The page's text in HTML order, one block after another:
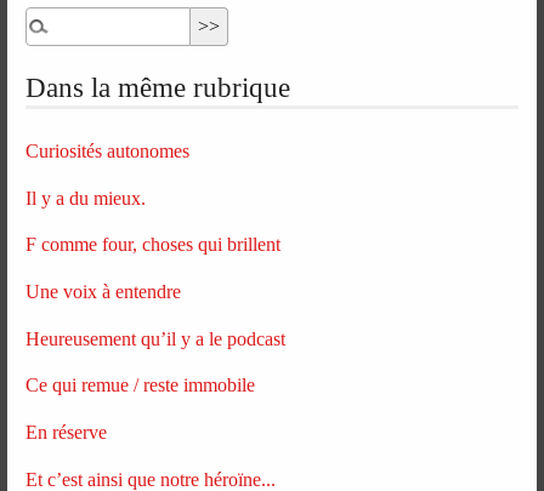
Dans la même rubrique
Curiosités autonomes
Il y a du mieux.
F comme four, choses qui brillent
Une voix à entendre
Heureusement qu’il y a le podcast
Ce qui remue / reste immobile
En réserve
Et c’est ainsi que notre héroïne...